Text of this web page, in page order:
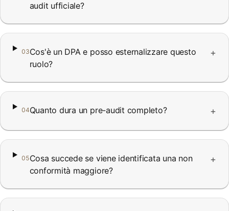
audit ufficiale?
03Cos'è un DPA e posso esternalizzare questo
ruolo?
+
04Quanto dura un pre-audit completo? +
05Cosa succede se viene identificata una non
conformità maggiore?
+